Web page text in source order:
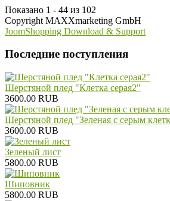
Показано 1 - 44 из 102
Copyright MAXXmarketing GmbH
JoomShopping Download & Support
Последние поступления
Шерстяной плед "Клетка серая2"
3600.00 RUB
Шерстяной плед "Зеленая с серым
3600.00 RUB
Зеленый лист
5800.00 RUB
Шиповник
5800.00 RUB